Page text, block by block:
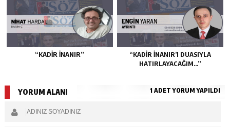
“KADIR İNANIR”
“KADIR İNANIR’I DUASIYLA
HATIRLAYACAĞIM…”
YORUM ALANI 1 ADET YORUM YAPILDI